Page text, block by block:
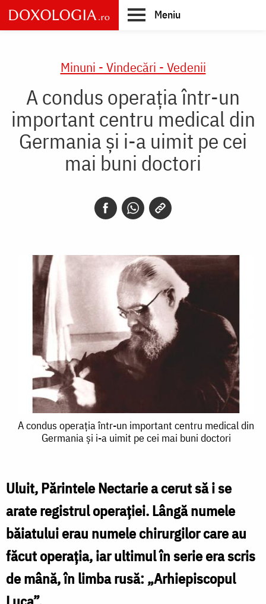
Skip
to
main
Meniu
Minuni - Vindecări - Vedenii
A condus operația într-un
important centru medical din
Germania și i-a uimit pe cei
mai buni doctori
A
condus
într-
un
important
centru
medical
A condus operația într-un important centru medical din
Germania și i-a uimit pe cei mai buni doctori
Uluit, Părintele Nectarie a cerut să i se
arate registrul operației. Lângă numele
băiatului erau numele chirurgilor care au
făcut operația, iar ultimul în serie era scris
de mână, în limba rusă: „Arhiepiscopul